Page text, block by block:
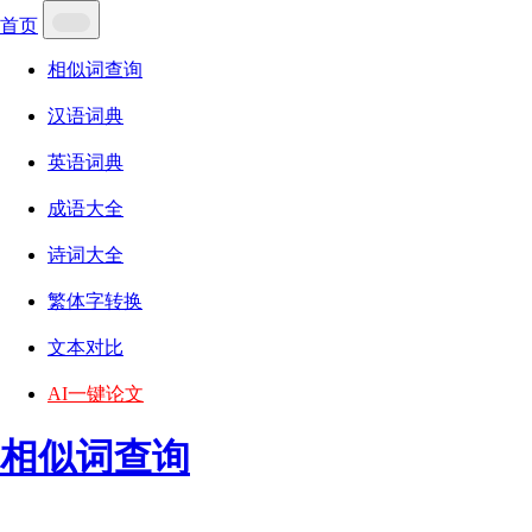
首页
相似词查询
汉语词典
英语词典
成语大全
诗词大全
繁体字转换
文本对比
AI一键论文
相似词查询